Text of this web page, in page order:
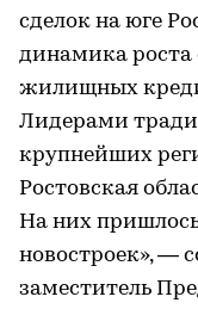
сделок на юге
динамика роста
жилищных
Лидерами
крупнейших
Ростовская
На них
новостроек», —
заместитель